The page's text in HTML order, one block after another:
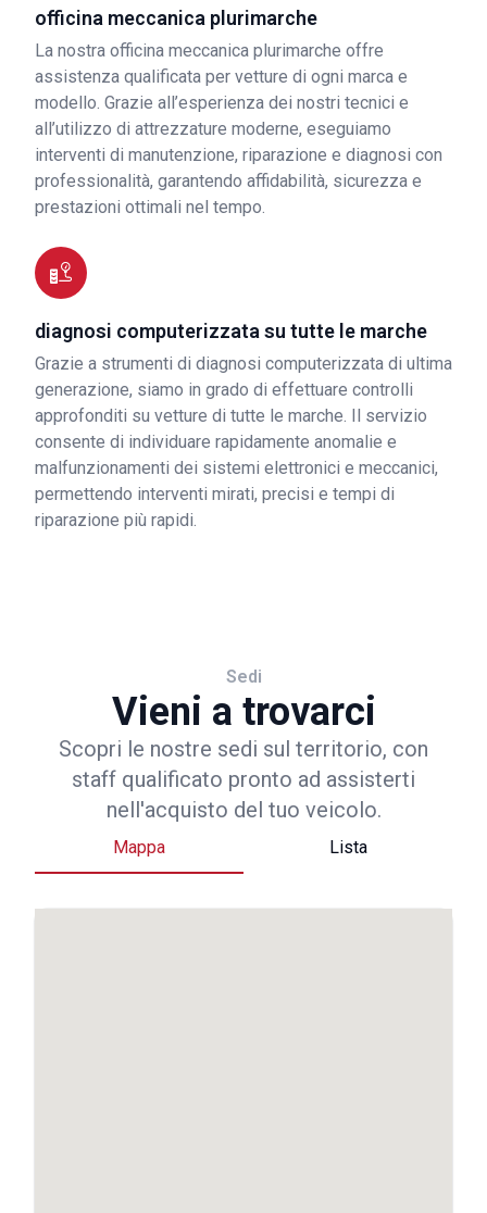
officina meccanica plurimarche
La nostra officina meccanica plurimarche offre
assistenza qualificata per vetture di ogni marca e
modello. Grazie all’esperienza dei nostri tecnici e
all’utilizzo di attrezzature moderne, eseguiamo
interventi di manutenzione, riparazione e diagnosi con
professionalità, garantendo affidabilità, sicurezza e
prestazioni ottimali nel tempo.
diagnosi computerizzata su tutte le marche
Grazie a strumenti di diagnosi computerizzata di ultima
generazione, siamo in grado di effettuare controlli
approfonditi su vetture di tutte le marche. Il servizio
consente di individuare rapidamente anomalie e
malfunzionamenti dei sistemi elettronici e meccanici,
permettendo interventi mirati, precisi e tempi di
riparazione più rapidi.
Sedi
Vieni a trovarci
Scopri le nostre sedi sul territorio, con
staff qualificato pronto ad assisterti
nell'acquisto del tuo veicolo.
Mappa Lista